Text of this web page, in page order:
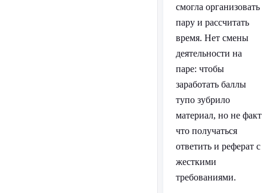
смогла организовать
пару и рассчитать
время. Нет смены
деятельности на
паре: чтобы
заработать баллы
тупо зубрило
материал, но не факт
что получаться
ответить и реферат с
жесткими
требованиями.